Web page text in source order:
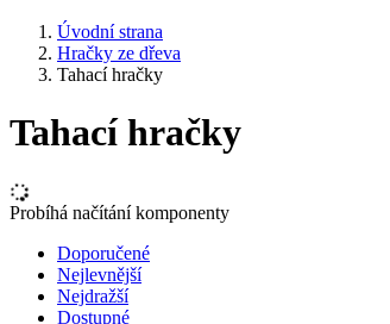
Úvodní strana
Hračky ze dřeva
Tahací hračky
Tahací hračky
Probíhá načítání komponenty
Doporučené
Nejlevnější
Nejdražší
Dostupné